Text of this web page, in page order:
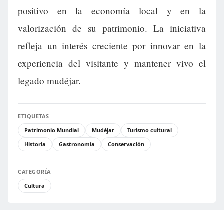
positivo en la economía local y en la
valorización de su patrimonio. La iniciativa
refleja un interés creciente por innovar en la
experiencia del visitante y mantener vivo el
legado mudéjar.
ETIQUETAS
Patrimonio Mundial
Mudéjar
Turismo cultural
Historia
Gastronomía Conservación
CATEGORÍA
Cultura